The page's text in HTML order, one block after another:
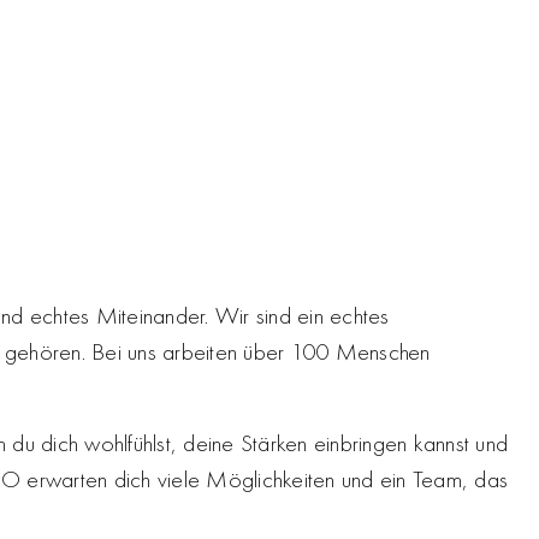
echtes Miteinander. Wir sind ein echtes
Bei uns arbeiten über 100 Menschen
dich wohlfühlst, deine Stärken einbringen kannst und
erwarten dich viele Möglichkeiten und ein Team, das